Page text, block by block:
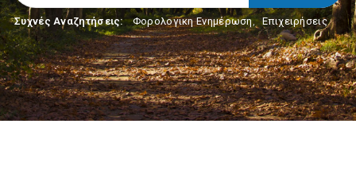
Συχνές Αναζητήσεις: Φορολογικη Ενημέρωση, Επιχειρήσεις